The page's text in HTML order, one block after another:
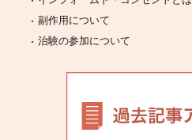
副作用について
治験の参加について